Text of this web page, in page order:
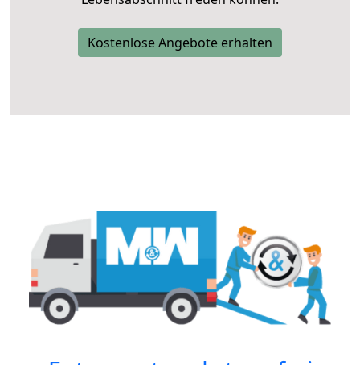
Kostenlose Angebote erhalten